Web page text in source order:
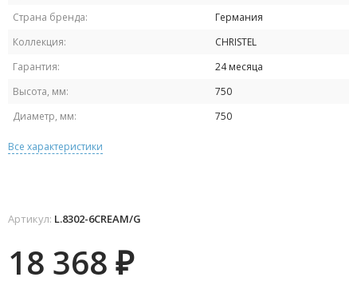
Страна бренда:
Германия
Коллекция:
CHRISTEL
Гарантия:
24 месяца
Высота, мм:
750
Диаметр, мм:
750
Все характеристики
Артикул: L.8302-6CREAM/G
18 368 ₽